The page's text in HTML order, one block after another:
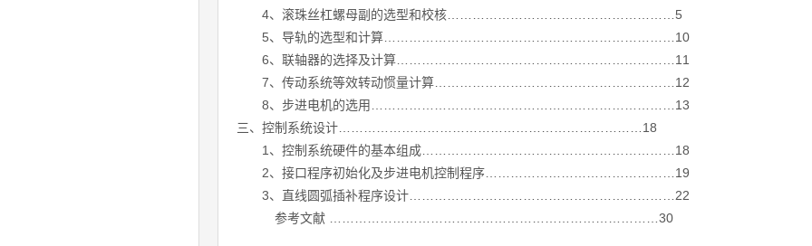
4、滚珠丝杠螺母副的选型和校核………………………………………………5
5、导轨的选型和计算……………………………………………………………10
6、联轴器的选择及计算…………………………………………………………11
7、传动系统等效转动惯量计算…………………………………………………12
8、步进电机的选用………………………………………………………………13
三、控制系统设计………………………………………………………………18
1、控制系统硬件的基本组成……………………………………………………18
2、接口程序初始化及步进电机控制程序………………………………………19
3、直线圆弧插补程序设计………………………………………………………22
参考文献 ……………………………………………………………………30